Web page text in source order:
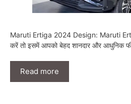
Maruti Ertiga 2024 Design: Maruti
करें तो इसमें आपको बेहद शानदार और आधुनिक
Read more